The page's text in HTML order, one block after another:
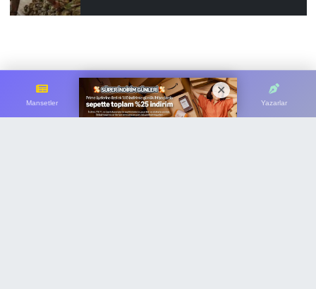
Ege İhracatçı Birlikleri temmuz ayında
Mansetler Çok Okunanlar Son Dakika Yazarlar